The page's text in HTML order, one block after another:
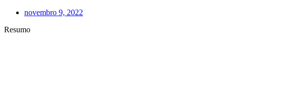
novembro 9, 2022
Resumo